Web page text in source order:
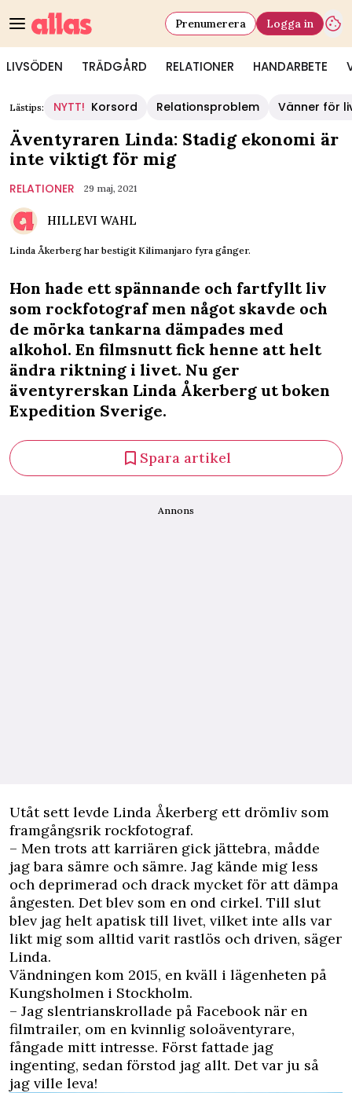
LIVSÖDEN TRÄDGÅRD RELATIONER HANDARBETE
Prenumerera Logga in
Lästips: NYTT! Korsord Relationsproblem Vänner för
Äventyraren Linda: Stadig ekonomi är
inte viktigt för mig
RELATIONER 29 maj, 2021
HILLEVI WAHL
Linda Åkerberg har bestigit Kilimanjaro fyra gånger.
Hon hade ett spännande och fartfyllt liv
som rockfotograf men något skavde och
de mörka tankarna dämpades med
alkohol. En filmsnutt fick henne att helt
ändra riktning i livet. Nu ger
äventyrerskan Linda Åkerberg ut boken
Expedition Sverige.
Spara artikel
Annons
Utåt sett levde Linda Åkerberg ett drömliv som
framgångsrik rockfotograf.
– Men trots att karriären gick jättebra, mådde
jag bara sämre och sämre. Jag kände mig less
och deprimerad och drack mycket för att dämpa
ångesten. Det blev som en ond cirkel. Till slut
blev jag helt apatisk till livet, vilket inte alls var
likt mig som alltid varit rastlös och driven, säger
Linda.
Vändningen kom 2015, en kväll i lägenheten på
Kungsholmen i Stockholm.
– Jag slentrianskrollade på Facebook när en
filmtrailer, om en kvinnlig soloäventyrare,
fångade mitt intresse. Först fattade jag
ingenting, sedan förstod jag allt. Det var ju så
jag ville leva!